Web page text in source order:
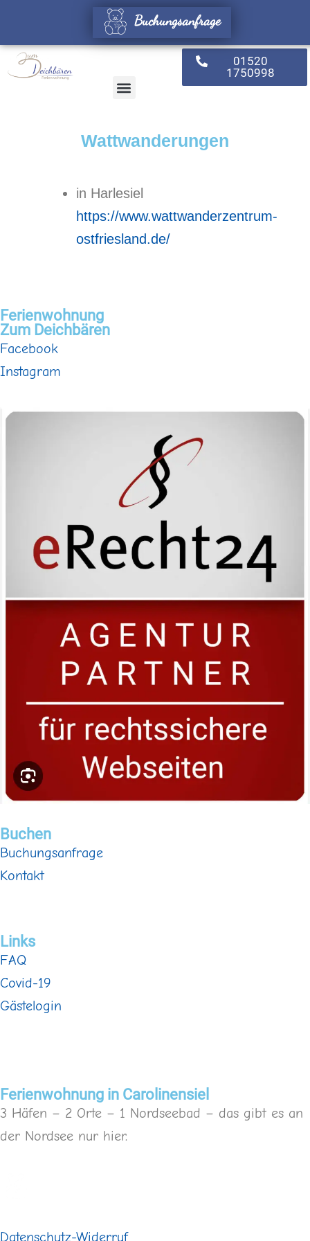
springen
Buchungsanfrage
01520
1750998
Wattwanderungen
in Harlesiel
https://www.wattwanderzentrum-
ostfriesland.de/
Ferienwohnung
Zum Deichbären
Facebook
Instagram
Buchen
Buchungsanfrage
Kontakt
Links
FAQ
Covid-19
Gästelogin
Ferienwohnung in Carolinensiel
3 Häfen – 2 Orte – 1 Nordseebad – das gibt es an
der Nordsee nur hier.
Datenschutz-Widerruf